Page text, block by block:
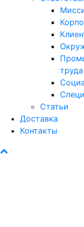
труда
Статьи
Доставка
Контакты